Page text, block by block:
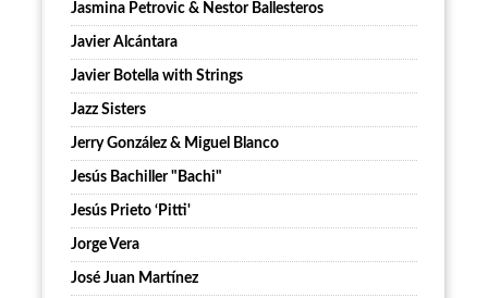
Jasmina Petrovic & Nestor Ballesteros
Javier Alcántara
Javier Botella with Strings
Jazz Sisters
Jerry González & Miguel Blanco
Jesús Bachiller "Bachi"
Jesús Prieto ‘Pitti'
Jorge Vera
José Juan Martínez